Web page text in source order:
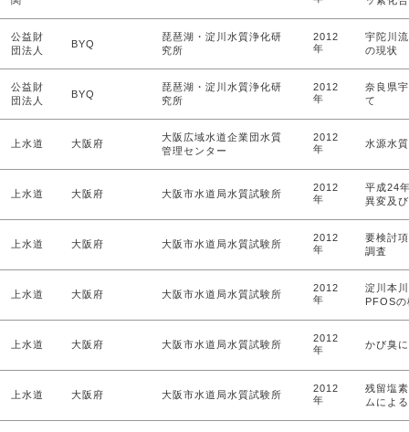
公益財
団法人
BYQ
琵琶湖・淀川水質浄化研
究所
2012
年
宇陀川
の現状
公益財
団法人
BYQ
琵琶湖・淀川水質浄化研
究所
2012
年
奈良県
て
上水道 大阪府
大阪広域水道企業団水質
管理センター
2012
年
水源水
上水道 大阪府 大阪市水道局水質試験所
2012
年
平成24
異変及
上水道 大阪府 大阪市水道局水質試験所
2012
年
要検討
調査
上水道 大阪府 大阪市水道局水質試験所
2012
年
淀川本
PFOS
上水道 大阪府 大阪市水道局水質試験所
2012
年
かび臭
上水道 大阪府 大阪市水道局水質試験所
2012
年
残留塩
ムによ